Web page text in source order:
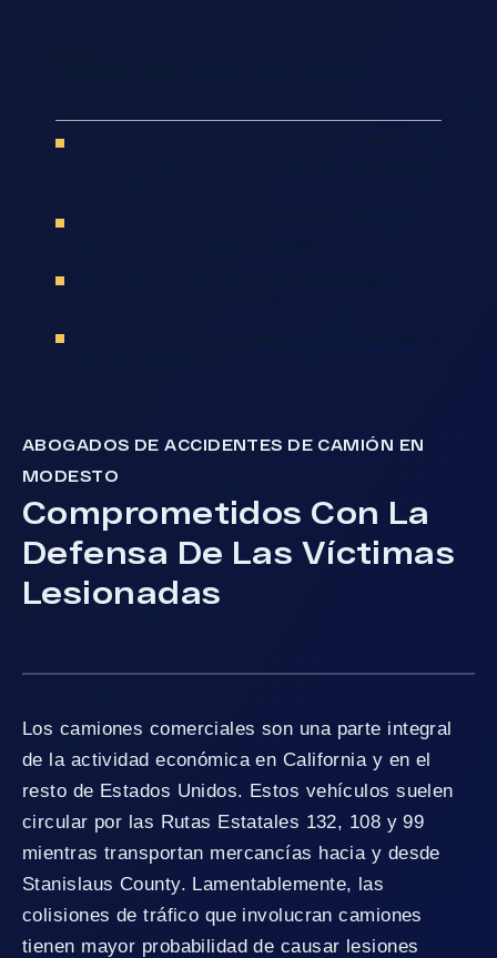
ABOGADOS DE ACCIDENTES DE CAMIÓN EN
MODESTO
Comprometidos Con La
Defensa De Las Víctimas
Lesionadas
Los camiones comerciales son una parte integral
de la actividad económica en California y en el
resto de Estados Unidos. Estos vehículos suelen
circular por las Rutas Estatales 132, 108 y 99
mientras transportan mercancías hacia y desde
Stanislaus County. Lamentablemente, las
colisiones de tráfico que involucran camiones
tienen mayor probabilidad de causar lesiones